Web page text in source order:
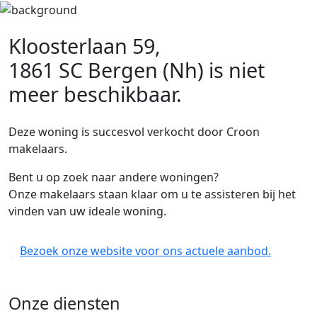
Kloosterlaan 59,
1861 SC Bergen (Nh) is niet
meer beschikbaar.
Deze woning is succesvol verkocht door Croon
makelaars.
Bent u op zoek naar andere woningen?
Onze makelaars staan klaar om u te assisteren bij het
vinden van uw ideale woning.
Bezoek onze website voor ons actuele aanbod.
Onze diensten